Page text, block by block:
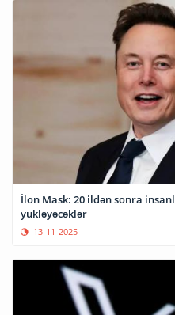
İlon Mask: 20 ildən sonra
yükləyəcəklər
13-11-2025